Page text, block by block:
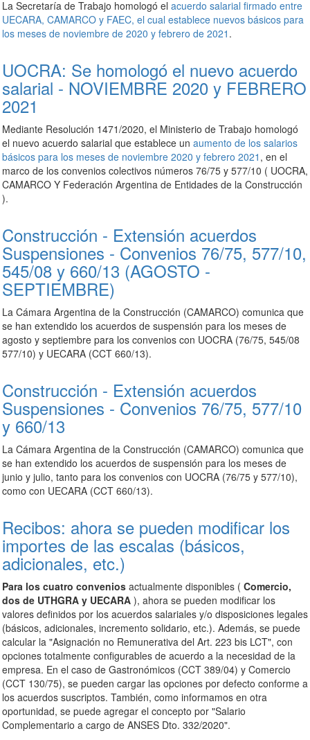
La Secretaría de Trabajo homologó el acuerdo salarial firmado entre
UECARA, CAMARCO y FAEC, el cual establece nuevos básicos para
los meses de noviembre de 2020 y febrero de 2021 .
UOCRA: Se homologó el nuevo acuerdo
salarial - NOVIEMBRE 2020 y FEBRERO
2021
Mediante Resolución 1471/2020, el Ministerio de Trabajo homologó
el nuevo acuerdo salarial que establece un aumento de los salarios
básicos para los meses de noviembre 2020 y febrero 2021 , en el
marco de los convenios colectivos números 76/75 y 577/10 ( UOCRA,
CAMARCO Y Federación Argentina de Entidades de la Construcción
).
Construcción - Extensión acuerdos
Suspensiones - Convenios 76/75, 577/10,
545/08 y 660/13 (AGOSTO -
SEPTIEMBRE)
La Cámara Argentina de la Construcción (CAMARCO) comunica que
se han extendido los acuerdos de suspensión para los meses de
agosto y septiembre para los convenios con UOCRA (76/75, 545/08
577/10) y UECARA (CCT 660/13).
Construcción - Extensión acuerdos
Suspensiones - Convenios 76/75, 577/10
y 660/13
La Cámara Argentina de la Construcción (CAMARCO) comunica que
se han extendido los acuerdos de suspensión para los meses de
junio y julio, tanto para los convenios con UOCRA (76/75 y 577/10),
como con UECARA (CCT 660/13).
Recibos: ahora se pueden modificar los
importes de las escalas (básicos,
adicionales, etc.)
Para los cuatro convenios actualmente disponibles ( Comercio,
dos de UTHGRA y UECARA ), ahora se pueden modificar los
valores definidos por los acuerdos salariales y/o disposiciones legales
(básicos, adicionales, incremento solidario, etc.). Además, se puede
calcular la "Asignación no Remunerativa del Art. 223 bis LCT", con
opciones totalmente configurables de acuerdo a la necesidad de la
empresa. En el caso de Gastronómicos (CCT 389/04) y Comercio
(CCT 130/75), se pueden cargar las opciones por defecto conforme a
los acuerdos suscriptos. También, como informamos en otra
oportunidad, se puede agregar el concepto por "Salario
Complementario a cargo de ANSES Dto. 332/2020".